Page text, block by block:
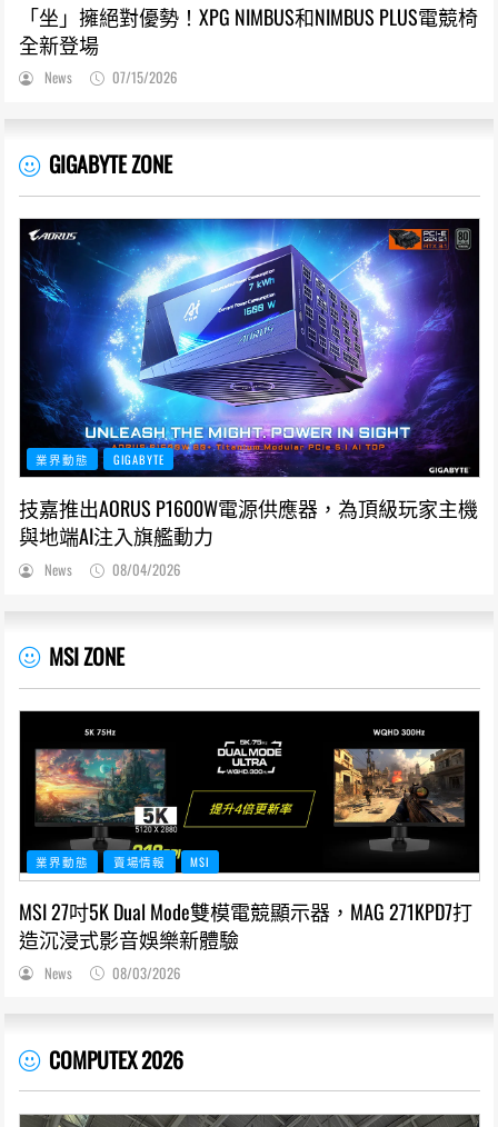
「坐」擁絕對優勢！XPG NIMBUS和NIMBUS PLUS電競椅
全新登場
News 07/15/2026
GIGABYTE ZONE
業界動態 GIGABYTE
技嘉推出AORUS P1600W電源供應器，為頂級玩家主機
與地端AI注入旗艦動力
News 08/04/2026
MSI ZONE
業界動態 賣場情報 MSI
MSI 27吋5K Dual Mode雙模電競顯示器，MAG 271KPD7打
造沉浸式影音娛樂新體驗
News 08/03/2026
COMPUTEX 2026